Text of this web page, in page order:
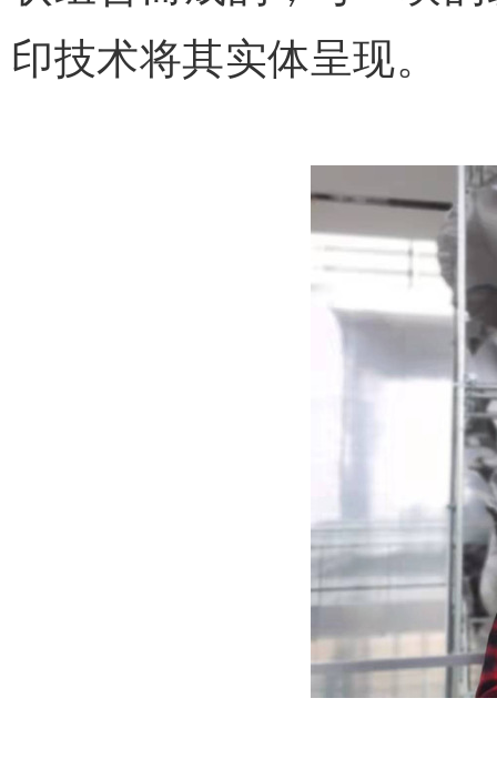
印技术将其实体呈现。